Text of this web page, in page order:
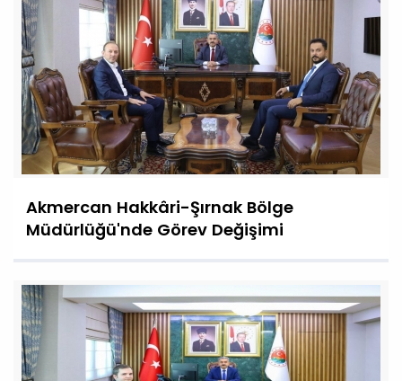
Akmercan Hakkâri-Şırnak Bölge
Müdürlüğü'nde Görev Değişimi